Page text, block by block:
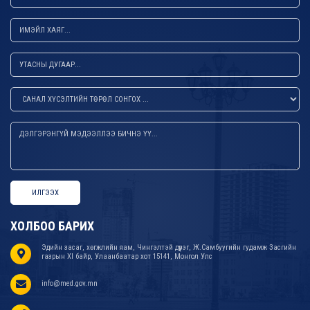
ИЛГЭЭХ
ХОЛБОО БАРИХ
Эдийн засаг, хөгжлийн яам, Чингэлтэй дүүрэг, Ж.Самбуугийн гудамж Засгийн
газрын XI байр, Улаанбаатар хот 15141, Монгол Улс
info@med.gov.mn